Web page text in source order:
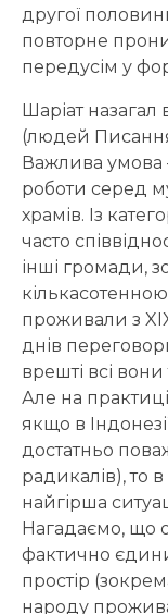
другої
повторне
передусім у
Шаріат назагал
(людей
Важлива умова
роботи серед
храмів. Із
часто
інші громади,
проживали з XIX
днів
врешті всі
Але на
якщо в
достатньо
радикалів), то
найгірша
Нагадаємо, що
фактично
простір
народу